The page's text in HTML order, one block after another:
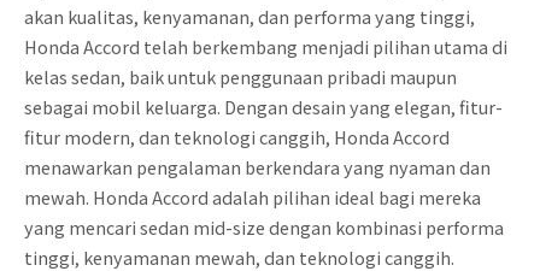
akan kualitas, kenyamanan, dan performa yang tinggi,
Honda Accord telah berkembang menjadi pilihan utama di
kelas sedan, baik untuk penggunaan pribadi maupun
sebagai mobil keluarga. Dengan desain yang elegan, fitur-
fitur modern, dan teknologi canggih, Honda Accord
menawarkan pengalaman berkendara yang nyaman dan
mewah. Honda Accord adalah pilihan ideal bagi mereka
yang mencari sedan mid-size dengan kombinasi performa
tinggi, kenyamanan mewah, dan teknologi canggih.